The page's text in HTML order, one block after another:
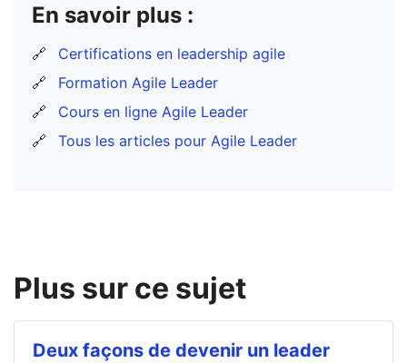
En savoir plus :
🔗
Certifications en leadership agile
🔗
Formation Agile Leader
🔗
Cours en ligne Agile Leader
🔗
Tous les articles pour Agile Leader
Plus sur ce sujet
Deux façons de devenir un leader